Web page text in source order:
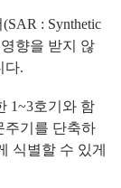
: Synthetic
향을 받지 않
다.
1~3호기와 함
주기를 단축하
식별할 수 있게